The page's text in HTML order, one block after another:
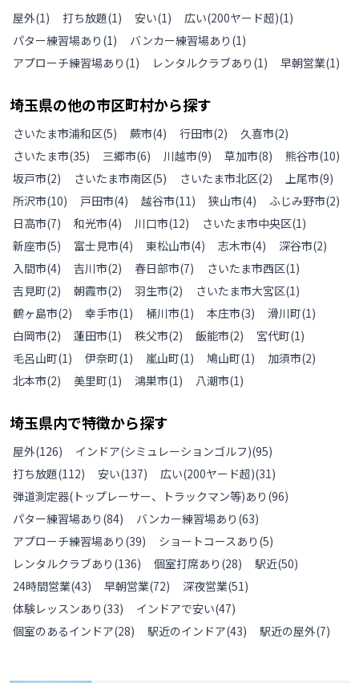
屋外(1) 打ち放題(1) 安い(1) 広い(200ヤード超)(1)
パター練習場あり (1) バンカー練習場あり (1)
アプローチ練習場あり (1) レンタルクラブあり (1) 早朝営業(1)
埼玉県の他の市区町村から探す
さいたま市浦和区(5) 蕨市(4) 行田市(2) 久喜市(2)
さいたま市(35) 三郷市(6) 川越市(9) 草加市(8) 熊谷市(10)
坂戸市(2) さいたま市南区(5) さいたま市北区(2) 上尾市(9)
所沢市(10) 戸田市(4) 越谷市(11) 狭山市(4) ふじみ野市(2)
日高市(7) 和光市(4) 川口市(12) さいたま市中央区(1)
新座市(5) 富士見市(4) 東松山市(4) 志木市(4) 深谷市(2)
入間市(4) 吉川市(2) 春日部市(7) さいたま市西区(1)
吉見町(2) 朝霞市(2) 羽生市(2) さいたま市大宮区(1)
鶴ヶ島市(2) 幸手市(1) 桶川市(1) 本庄市(3) 滑川町(1)
白岡市(2) 蓮田市(1) 秩父市(2) 飯能市(2) 宮代町(1)
毛呂山町(1) 伊奈町(1) 嵐山町(1) 鳩山町(1) 加須市(2)
北本市(2) 美里町(1) 鴻巣市(1) 八潮市(1)
埼玉県内で特徴から探す
屋外(126) インドア(シミュレーションゴルフ)(95)
打ち放題(112) 安い(137) 広い(200ヤード超)(31)
弾道測定器(トップレーサー、トラックマン等)あり (96)
パター練習場あり (84) バンカー練習場あり (63)
アプローチ練習場あり (39) ショートコースあり (5)
レンタルクラブあり (136) 個室打席あり (28) 駅近(50)
24時間営業(43) 早朝営業(72) 深夜営業(51)
体験レッスンあり (33) インドアで安い(47)
個室のあるインドア(28) 駅近のインドア(43) 駅近の屋外(7)